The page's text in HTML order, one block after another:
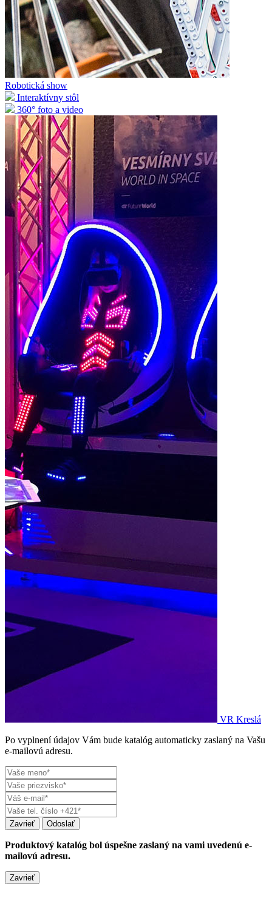
Robotická show
Interaktívny stôl
360° foto a video
VR Kreslá
Po vyplnení údajov Vám bude katalóg automaticky zaslaný na Vašu
e-mailovú adresu.
Zavrieť
Produktový katalóg bol úspešne zaslaný na vami uvedenú e-
mailovú adresu.
Zavrieť